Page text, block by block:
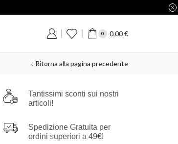
0 0,00€
Ritorna alla pagina precedente
Tantissimi sconti sui nostri
articoli!
Spedizione Gratuita per
ordini superiori a 49€!